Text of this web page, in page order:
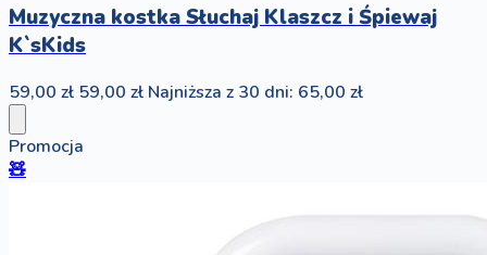
Muzyczna kostka Słuchaj Klaszcz i Śpiewaj
K`sKids
59,00 zł 59,00 zł Najniższa z 30 dni: 65,00 zł
Promocja
🧸